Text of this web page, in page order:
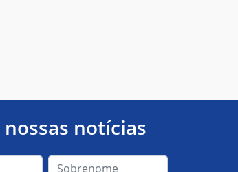
nossas notícias